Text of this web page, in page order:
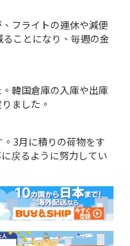
フライトの運休や減便
ことになり、毎週の金
韓国倉庫の入庫や出庫
ました。
3月に積りの荷物をす
戻るように努力してい